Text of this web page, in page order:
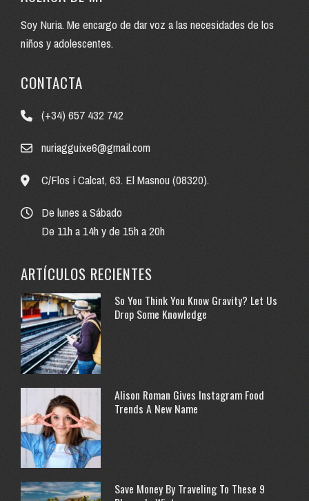
Soy Nuria. Me encargo de dar voz a las necesidades de los
niños y adolescentes.
CONTACTA
(+34) 657 432 742
nuriagguixe6@gmail.com
C/Flos i Calcat, 63. El Masnou (08320).
De lunes a Sábado
De 11h a 14h y de 15h a 20h
ARTÍCULOS RECIENTES
So You Think You Know Gravity? Let Us
Drop Some Knowledge
Alison Roman Gives Instagram Food
Trends A New Name
Save Money By Traveling To These 9